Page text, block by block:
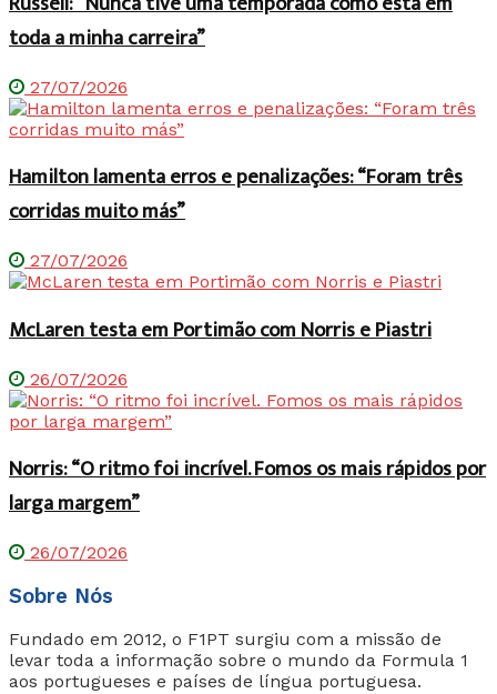
toda a minha carreira”
27/07/2026
Hamilton lamenta erros e penalizações: “Foram três
corridas muito más”
27/07/2026
McLaren testa em Portimão com Norris e Piastri
26/07/2026
Norris: “O ritmo foi incrível. Fomos os mais rápidos por
larga margem”
26/07/2026
Sobre Nós
Fundado em 2012, o F1PT surgiu com a missão de
levar toda a informação sobre o mundo da Formula 1
aos portugueses e países de língua portuguesa.